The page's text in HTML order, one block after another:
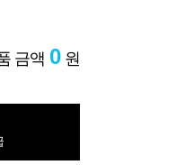
금액 0 원